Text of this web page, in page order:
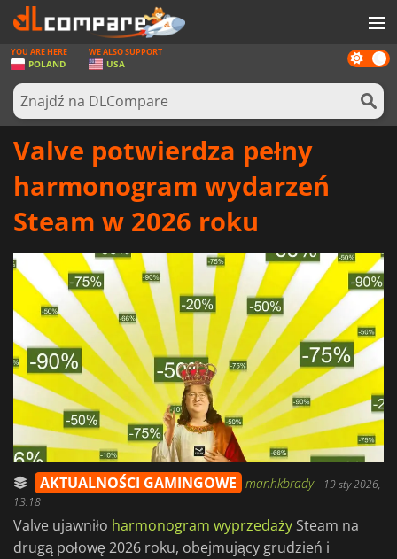
GRY
KARTY DO GIER
OPROGRAMOWANIE
SPRZĘT KOMPUTEROWY
ZALOGUJ SIĘ LUB ZAREJESTRUJ
Dark
mode
YOU ARE HERE
POLAND
WE ALSO SUPPORT
USA
Valve potwierdza pełny
harmonogram wydarzeń
Steam w 2026 roku
AKTUALNOŚCI GAMINGOWE manhkbrady- 19 sty 2026,
13:18
Valve ujawniło harmonogram wyprzedaży Steam na
drugą połowę 2026 roku, obejmujący grudzień i